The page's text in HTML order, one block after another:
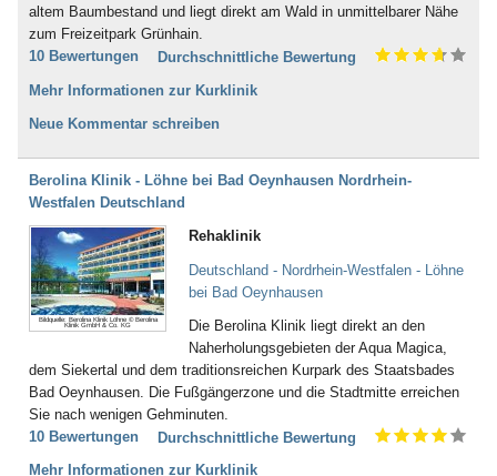
altem Baumbestand und liegt direkt am Wald in unmittelbarer Nähe
zum Freizeitpark Grünhain.
10 Bewertungen
Durchschnittliche Bewertung
Mehr Informationen zur Kurklinik
Neue Kommentar schreiben
Berolina Klinik - Löhne bei Bad Oeynhausen Nordrhein-
Westfalen Deutschland
Bildquelle: Berolina Klinik Löhne © Berolina
Klinik GmbH & Co. KG
Rehaklinik
Deutschland - Nordrhein-Westfalen - Löhne
bei Bad Oeynhausen
Die Berolina Klinik liegt direkt an den
Naherholungsgebieten der Aqua Magica,
dem Siekertal und dem traditionsreichen Kurpark des Staatsbades
Bad Oeynhausen. Die Fußgängerzone und die Stadtmitte erreichen
Sie nach wenigen Gehminuten.
10 Bewertungen
Durchschnittliche Bewertung
Mehr Informationen zur Kurklinik